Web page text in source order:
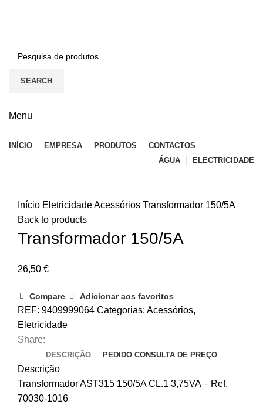
SEARCH
Menu
INÍCIO EMPRESA PRODUTOS
CONTACTOS
ÁGUA
ELECTRICIDADE
Início EletricidadeAcessórios Transformador 150/5A
Back to products
Transformador 150/5A
26,50 €
Compare Adicionar aos favoritos
REF: 9409999064 Categorias: Acessórios,
Eletricidade
Share:
DESCRIÇÃO PEDIDO CONSULTA DE PREÇO
Descrição
Transformador AST315 150/5A CL.1 3,75VA – Ref.
70030-1016